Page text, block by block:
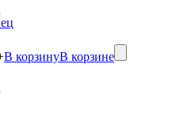
В корзинуВ корзине